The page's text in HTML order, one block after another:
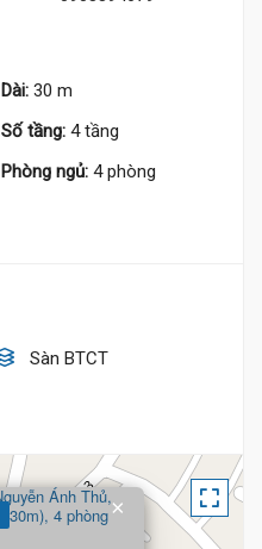
Dài: 30 m
Số tầng: 4 tầng
Phòng ngủ: 4 phòng
Sàn BTCT
×